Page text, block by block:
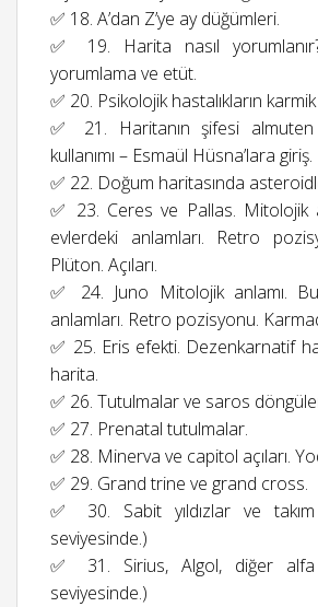
✅ 18. A’dan Z’ye ay düğümleri.
✅ 19. Harita nasıl
yorumlama ve etüt.
✅ 20. Psikolojik hastalıkların
✅ 21. Haritanın şifesi
kullanımı – Esmaül Hüsna’lara giriş.
✅ 22. Doğum haritasında
✅ 23. Ceres ve Pallas. Mitolojik
evlerdeki anlamları. Retro
Plüton. Açıları.
✅ 24. Juno Mitolojik anlamı.
anlamları. Retro pozisyonu.
✅ 25. Eris efekti. Dezenkarnatif
harita.
✅ 26. Tutulmalar ve saros
✅ 27. Prenatal tutulmalar.
✅ 28. Minerva ve capitol açıları. Yod
✅ 29. Grand trine ve grand cross.
✅ 30. Sabit yıldızlar ve takım
seviyesinde.)
✅ 31. Sirius, Algol, diğer alfa
seviyesinde.)